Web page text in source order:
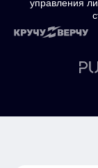
управления